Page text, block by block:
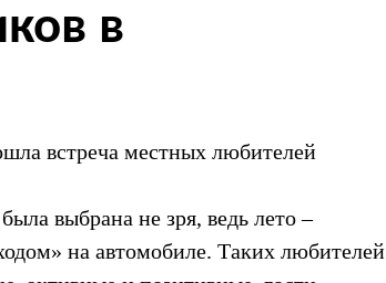
в
встреча местных любителей
выбрана не зря, ведь лето –
на автомобиле. Таких любителей